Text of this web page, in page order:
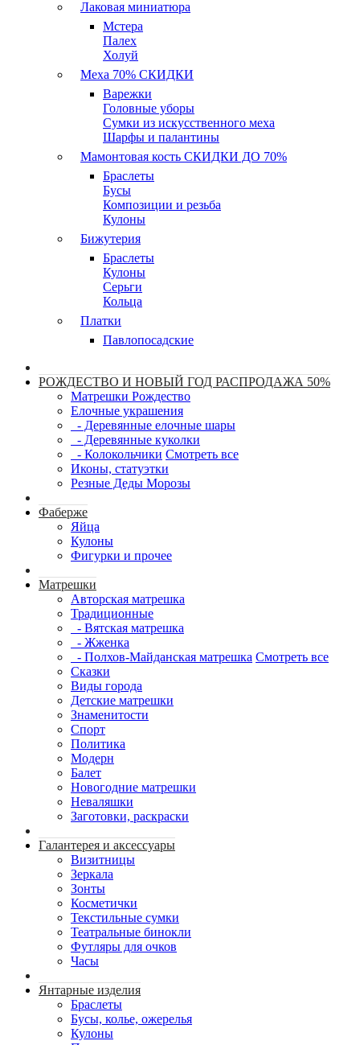
Лаковая миниатюра
Мстера
Палех
Холуй
Меха 70% СКИДКИ
Варежки
Головные уборы
Сумки из искусственного меха
Шарфы и палантины
Мамонтовая кость СКИДКИ ДО 70%
Браслеты
Бусы
Композиции и резьба
Кулоны
Бижутерия
Браслеты
Кулоны
Серьги
Кольца
Платки
Павлопосадские
РОЖДЕСТВО И НОВЫЙ ГОД РАСПРОДАЖА 50%
Матрешки Рождество
Елочные украшения
- Деревянные елочные шары
- Деревянные куколки
- Колокольчики Смотреть все
Иконы, статуэтки
Резные Деды Морозы
Фаберже
Яйца
Кулоны
Фигурки и прочее
Матрешки
Авторская матрешка
Традиционные
- Вятская матрешка
- Жженка
- Полхов-Майданская матрешка Смотреть все
Сказки
Виды города
Детские матрешки
Знаменитости
Спорт
Политика
Модерн
Балет
Новогодние матрешки
Неваляшки
Заготовки, раскраски
Галантерея и аксессуары
Визитницы
Зеркала
Зонты
Косметички
Текстильные сумки
Театральные бинокли
Футляры для очков
Часы
Янтарные изделия
Браслеты
Бусы, колье, ожерелья
Кулоны